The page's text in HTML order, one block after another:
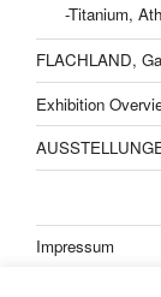
-Titanium,
FLACHLAND,
Exhibition
Impressum